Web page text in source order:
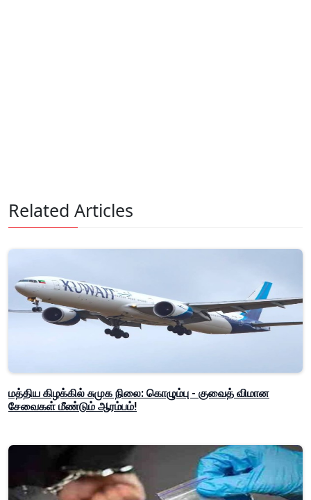
Related Articles
மத்திய கிழக்கில் சுமுக நிலை: கொழும்பு - குவைத் விமான
சேவைகள் மீண்டும் ஆரம்பம்!